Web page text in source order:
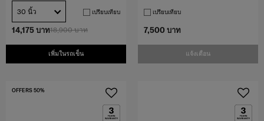
18,900 บาท
14,175 บาท
เพิ่มในรถเข็น
30 นิ้ว เปรียบเทียบ
7,500 บาท
แจ้งเตือน
เปรียบเทียบ
OFFERS 50%